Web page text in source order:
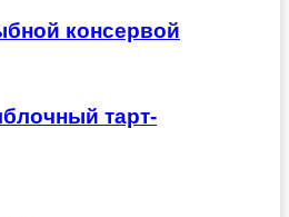
консервой
тарт-